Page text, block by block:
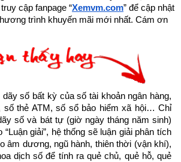
điều non kém
sửa sai
hay
tại ngay đời này.
cập fanpage “Xemvm.com” để cập nhật
trình khuyến mãi mới nhất. Cám ơn
số bất kỳ của số tài khoản ngân hàng,
số thẻ ATM, số sổ bảo hiểm xã hội… Chỉ
số và bát tự (giờ ngày tháng năm sinh)
giải”, hệ thống sẽ luận giải phân tích
âm dương, ngũ hành, thiên thời (vận khí),
dịch số để tính ra quẻ chủ, quẻ hỗ, quẻ